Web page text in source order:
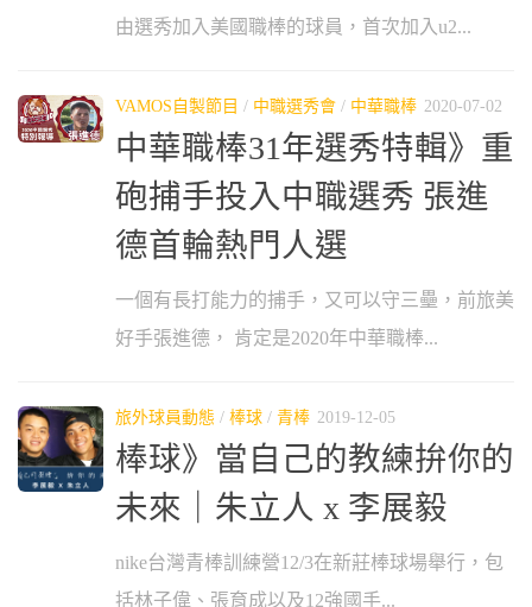
由選秀加入美國職棒的球員，首次加入u2...
VAMOS自製節目 / 中職選秀會 / 中華職棒 2020-07-02
中華職棒31年選秀特輯》重
砲捕手投入中職選秀 張進
德首輪熱門人選
一個有長打能力的捕手，又可以守三壘，前旅美
好手張進德， 肯定是2020年中華職棒...
旅外球員動態 / 棒球 / 青棒 2019-12-05
棒球》當自己的教練拚你的
未來｜朱立人 x 李展毅
nike台灣青棒訓練營12/3在新莊棒球場舉行，包
括林子偉、張育成以及12強國手...